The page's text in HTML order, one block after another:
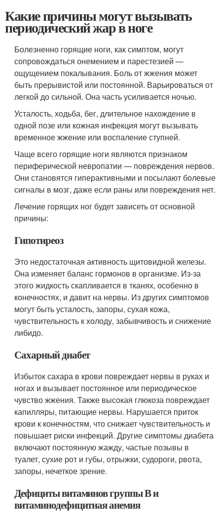
Какие причины могут вызывать
периодический жар в ноге
Болезненно горящие ноги, как симптом, могут
сопровождаться онемением и парестезией —
ощущением покалывания. Боль от жжения может
быть прерывистой или постоянной. Варьироваться от
легкой до сильной. Она часть усиливается ночью.
Усталость, ходьба, бег, длительное нахождение в
одной позе или кожная инфекция могут вызывать
временное жжение или воспаление ступней.
Чаще всего горящие ноги являются признаком
периферической невропатии — повреждения нервов.
Они становятся гиперактивными и посылают болевые
сигналы в мозг, даже если раны или повреждения нет.
Лечение горящих ног будет зависеть от основной
причины:
Гипотиреоз
Это недостаточная активность щитовидной железы.
Она изменяет баланс гормонов в организме. Из-за
этого жидкость скапливается в тканях, особенно в
конечностях, и давит на нервы. Из других симптомов
могут быть усталость, запоры, сухая кожа,
чувствительность к холоду, забывчивость и снижение
либидо.
Сахарный диабет
Избыток сахара в крови повреждает нервы в руках и
ногах и вызывает постоянное или периодическое
чувство жжения. Также высокая глюкоза повреждает
капилляры, питающие нервы. Нарушается приток
крови к конечностям, что снижает чувствительность и
повышает риски инфекций. Другие симптомы диабета
включают постоянную жажду, частые позывы в
туалет, сухие рот и губы, отрыжки, судороги, рвота,
запоры, нечеткое зрение.
Дефициты витаминов группы В и
витаминодефицитная анемия